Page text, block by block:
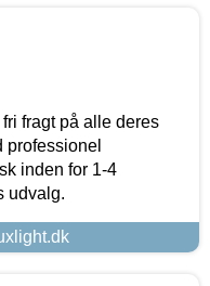
fragt på alle deres
professionel
inden for 1-4
udvalg.